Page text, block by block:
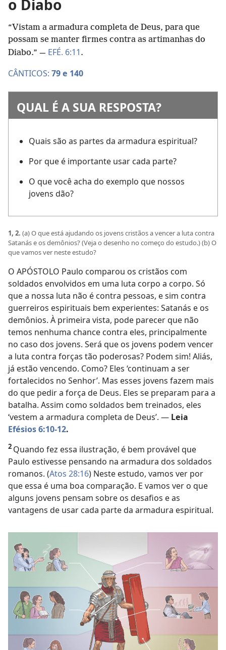
o Diabo
“Vistam a armadura completa de Deus, para que
possam se manter firmes contra as artimanhas do
Diabo.” — EFÉ. 6:11 .
CÂNTICOS: 79 e 140
QUAL É A SUA RESPOSTA?
Quais são as partes da armadura espiritual?
Por que é importante usar cada parte?
O que você acha do exemplo que nossos
jovens dão?
1, 2. (a) O que está ajudando os jovens cristãos a vencer a luta contra
Satanás e os demônios? (Veja o desenho no começo do estudo.) (b) O
que vamos ver neste estudo?
O APÓSTOLO Paulo comparou os cristãos com
soldados envolvidos em uma luta corpo a corpo. Só
que a nossa luta não é contra pessoas, e sim contra
guerreiros espirituais bem experientes: Satanás e os
demônios. À primeira vista, pode parecer que não
temos nenhuma chance contra eles, principalmente
no caso dos jovens. Será que os jovens podem vencer
a luta contra forças tão poderosas? Podem sim! Aliás,
já estão vencendo. Como? Eles ‘continuam a ser
fortalecidos no Senhor’. Mas esses jovens fazem mais
do que pedir a força de Deus. Eles se preparam para a
batalha. Assim como soldados bem treinados, eles
‘vestem a armadura completa de Deus’. — Leia
Efésios 6:10-12.
2 Quando fez essa ilustração, é bem provável que
Paulo estivesse pensando na armadura dos soldados
romanos. (Atos 28:16) Neste estudo, vamos ver por
que essa é uma boa comparação. E vamos ver o que
alguns jovens pensam sobre os desafios e as
vantagens de usar cada parte da armadura espiritual.